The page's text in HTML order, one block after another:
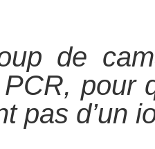
de
pour
pas d’un